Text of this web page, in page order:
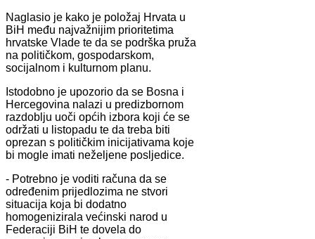
Naglasio je kako je položaj Hrvata u
BiH među najvažnijim prioritetima
hrvatske Vlade te da se podrška pruža
na političkom, gospodarskom,
socijalnom i kulturnom planu.
Istodobno je upozorio da se Bosna i
Hercegovina nalazi u predizbornom
razdoblju uoči općih izbora koji će se
održati u listopadu te da treba biti
oprezan s političkim inicijativama koje
bi mogle imati neželjene posljedice.
- Potrebno je voditi računa da se
određenim prijedlozima ne stvori
situacija koja bi dodatno
homogenizirala većinski narod u
Federaciji BiH te dovela do